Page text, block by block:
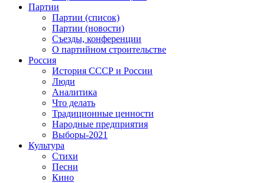
Партии
Партии (список)
Партии (новости)
Съезды, конференции
О партийном строительстве
Россия
История СССР и России
Люди
Аналитика
Что делать
Традиционные ценности
Народные предприятия
Выборы-2021
Культура
Стихи
Песни
Кино